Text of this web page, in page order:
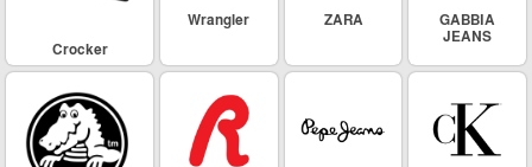
GABBIA
JEANS
ZARA
Wrangler
Crocker